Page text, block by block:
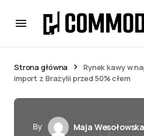
Strona główna
Rynek kawy w
import z Brazylii przed 50% cłem
By
Maja Wesołowska